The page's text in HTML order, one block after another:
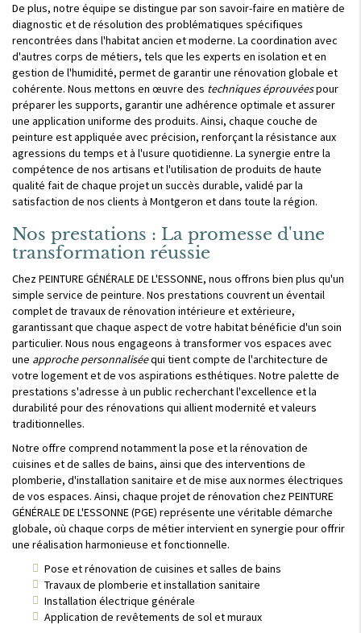
De plus, notre équipe se distingue par son savoir-faire en matière de
diagnostic et de résolution des problématiques spécifiques
rencontrées dans l'habitat ancien et moderne. La coordination avec
d'autres corps de métiers, tels que les experts en isolation et en
gestion de l'humidité, permet de garantir une rénovation globale et
cohérente. Nous mettons en œuvre des techniques éprouvéespour
préparer les supports, garantir une adhérence optimale et assurer
une application uniforme des produits. Ainsi, chaque couche de
peinture est appliquée avec précision, renforçant la résistance aux
agressions du temps et à l'usure quotidienne. La synergie entre la
compétence de nos artisans et l'utilisation de produits de haute
qualité fait de chaque projet un succès durable, validé par la
satisfaction de nos clients à Montgeron et dans toute la région.
Nos prestations : La promesse d'une
transformation réussie
Chez PEINTURE GÉNÉRALE DE L'ESSONNE, nous offrons bien plus qu'un
simple service de peinture. Nos prestations couvrent un éventail
complet de travaux de rénovation intérieure et extérieure,
garantissant que chaque aspect de votre habitat bénéficie d'un soin
particulier. Nous nous engageons à transformer vos espaces avec
une approche personnaliséequi tient compte de l'architecture de
votre logement et de vos aspirations esthétiques. Notre palette de
prestations s'adresse à un public recherchant l'excellence et la
durabilité pour des rénovations qui allient modernité et valeurs
traditionnelles.
Notre offre comprend notamment la pose et la rénovation de
cuisines et de salles de bains, ainsi que des interventions de
plomberie, d'installation sanitaire et de mise aux normes électriques
de vos espaces. Ainsi, chaque projet de rénovation chez PEINTURE
GÉNÉRALE DE L'ESSONNE (PGE) représente une véritable démarche
globale, où chaque corps de métier intervient en synergie pour offrir
une réalisation harmonieuse et fonctionnelle.
Pose et rénovation de cuisines et salles de bains
Travaux de plomberie et installation sanitaire
Installation électrique générale
Application de revêtements de sol et muraux